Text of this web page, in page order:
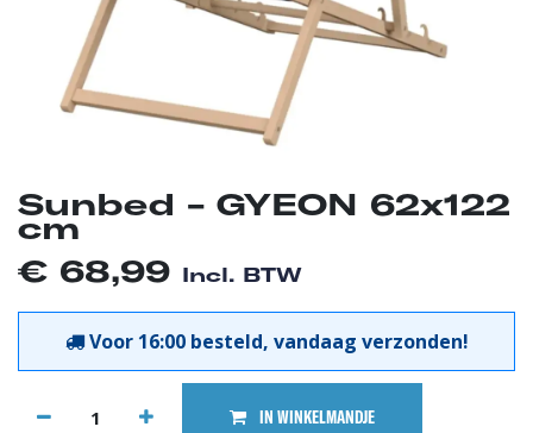
Sunbed - GYEON 62x122
cm
€ 68,99 Incl. BTW
Voor 16:00 besteld, vandaag verzonden!
IN WINKELMANDJE